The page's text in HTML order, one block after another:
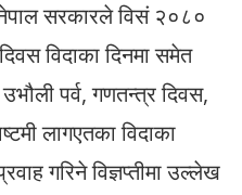
नेपाल सरकारले विसं २०८०
विदाका दिनमा समेत
पर्व, गणतन्त्र दिवस,
लागएतका विदाका
गरिने विज्ञप्तीमा उल्लेख